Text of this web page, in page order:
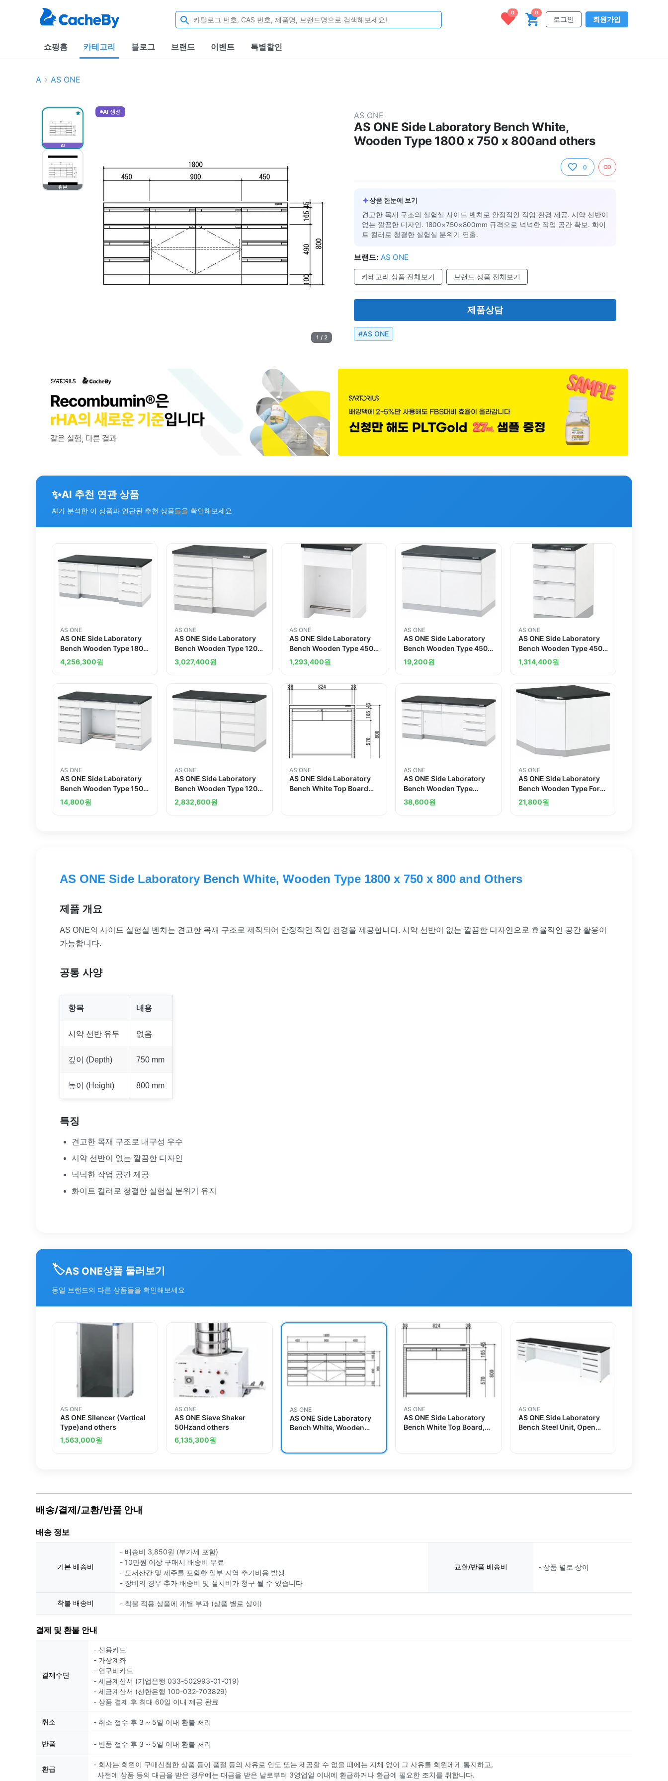
0 0
로그인 회원가입
쇼핑홈 카테고리 블로그 브랜드 이벤트 특별할인
A AS ONE
AI
원본
AI 생성
1 / 2
AS ONE
AS ONE Side Laboratory Bench White,
Wooden Type 1800 x 750 x 800and others
0
✦상품 한눈에 보기
견고한 목재 구조의 실험실 사이드 벤치로 안정적인 작업 환경 제공. 시약 선반이
없는 깔끔한 디자인. 1800×750×800mm 규격으로 넉넉한 작업 공간 확보. 화이
트 컬러로 청결한 실험실 분위기 연출.
브랜드: AS ONE
카테고리 상품 전체보기 브랜드 상품 전체보기
제품상담
#AS ONE
✨AI 추천 연관 상품
AI가 분석한 이 상품과 연관된 추천 상품들을 확인해보세요
AS ONE
AS ONE Side Laboratory
Bench Wooden Type 1800
x 750 x 800mm
4,256,300원
AS ONE
AS ONE Side Laboratory
Bench Wooden Type 1200
x 750 x 800mm
3,027,400원
AS ONE
AS ONE Side Laboratory
Bench Wooden Type 450 x
750 x 800mm
1,293,400원
AS ONE
AS ONE Side Laboratory
Bench Wooden Type 450 x
750 x 800mm
19,200원
AS ONE
AS ONE Side Laboratory
Bench Wooden Type 450 x
750 x 800mm
1,314,400원
AS ONE
AS ONE Side Laboratory
Bench Wooden Type 1500
x 750 x 800mm
14,800원
AS ONE
AS ONE Side Laboratory
Bench Wooden Type 1200
x 750 x 800mm
2,832,600원
AS ONE
AS ONE Side Laboratory
Bench White Top Board
AS ONE
AS ONE Side Laboratory
Bench Wooden Type
Sliding Door Type 1800 x
750 x 800mm
38,600원
AS ONE
AS ONE Side Laboratory
Bench Wooden Type For
Corner 1000 x 1000 x
800mm
21,800원
AS ONE Side Laboratory Bench White, Wooden Type 1800 x 750 x 800 and Others
제품 개요
AS ONE의 사이드 실험실 벤치는 견고한 목재 구조로 제작되어 안정적인 작업 환경을 제공합니다. 시약 선반이 없는 깔끔한 디자인으로 효율적인 공간 활용이
가능합니다.
공통 사양
항목 내용
시약 선반 유무 없음
깊이 (Depth) 750 mm
높이 (Height) 800 mm
특징
견고한 목재 구조로 내구성 우수
시약 선반이 없는 깔끔한 디자인
넉넉한 작업 공간 제공
화이트 컬러로 청결한 실험실 분위기 유지
🏷️AS ONE상품 둘러보기
동일 브랜드의 다른 상품들을 확인해보세요
AS ONE
AS ONE Silencer (Vertical
Type)and others
1,563,000원
AS ONE
AS ONE Sieve Shaker
50Hzand others
6,135,300원
AS ONE
AS ONE Side Laboratory
Bench White, Wooden
AS ONE
AS ONE Side Laboratory
Bench White Top Board,
AS ONE
AS ONE Side Laboratory
Bench Steel Unit, Open
배송/결제/교환/반품 안내
배송 정보
기본 배송비
- 배송비 3,850원 (부가세 포함)
- 10만원 이상 구매시 배송비 무료
- 도서산간 및 제주를 포함한 일부 지역 추가비용 발생
- 장비의 경우 추가 배송비 및 설치비가 청구 될 수 있습니다
교환/반품 배송비 - 상품 별로 상이
착불 배송비 - 착불 적용 상품에 개별 부과 (상품 별로 상이)
결제 및 환불 안내
결제수단
- 신용카드
- 가상계좌
- 연구비카드
- 세금계산서 (기업은행 033-502993-01-019)
- 세금계산서 (신한은행 100-032-703829)
- 상품 결제 후 최대 60일 이내 제공 완료
취소 - 취소 접수 후 3 ~ 5일 이내 환불 처리
반품 - 반품 접수 후 3 ~ 5일 이내 환불 처리
환급
- 회사는 회원이 구매신청한 상품 등이 품절 등의 사유로 인도 또는 제공할 수 없을 때에는 지체 없이 그 사유를 회원에게 통지하고,
사전에 상품 등의 대금을 받은 경우에는 대금을 받은 날로부터 3영업일 이내에 환급하거나 환급에 필요한 조치를 취합니다.